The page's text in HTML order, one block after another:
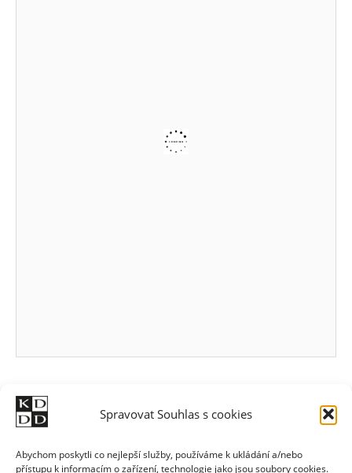
Spravovat Souhlas s cookies
Abychom poskytli co nejlepší služby, používáme k ukládání a/nebo
přístupu k informacím o zařízení, technologie jako jsou soubory cookies.